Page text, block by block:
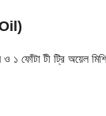
ও ১ ফোঁটা টী ট্রি অয়েল